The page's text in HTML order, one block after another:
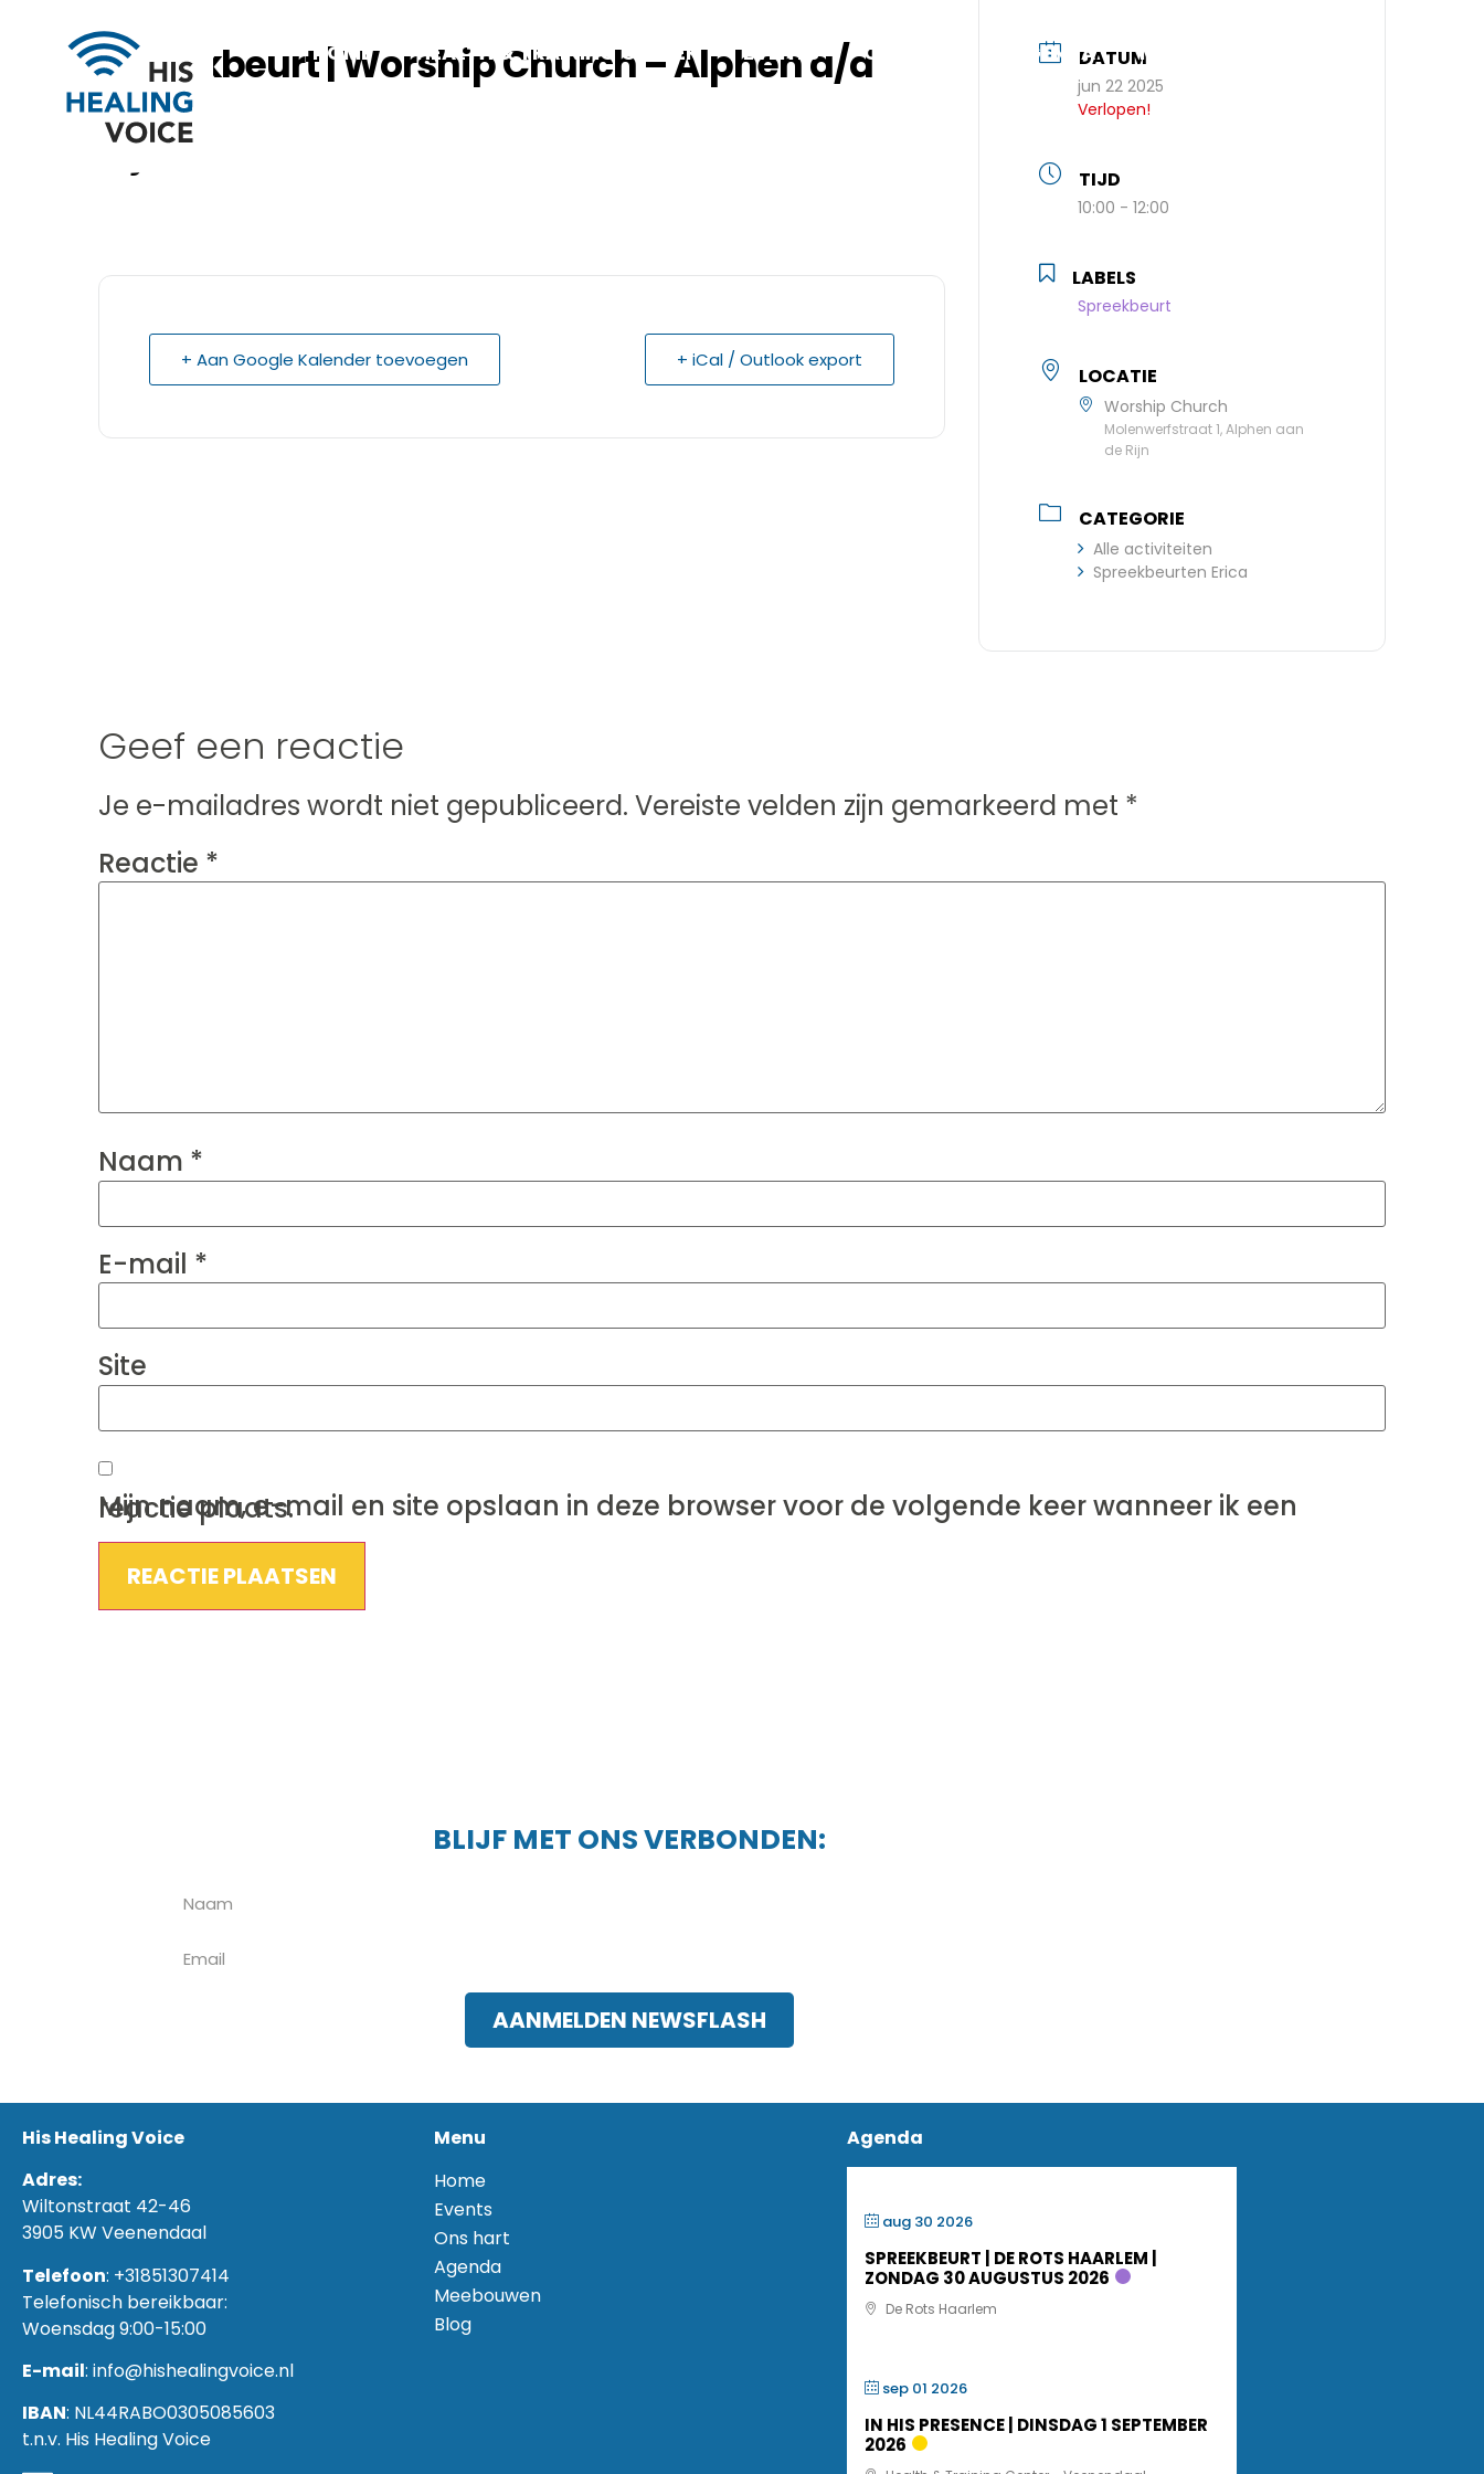
HOME HEALTH & TRAINING CENTER EVENTS ONS HART AGENDA MEEBOUWEN
Spreekbeurt | Worship Church – Alphen a/d
Rijn
+ Aan Google Kalender toevoegen + iCal / Outlook export
DATUM
jun 22 2025
Verlopen!
TIJD
10:00 - 12:00
LABELS
Spreekbeurt
LOCATIE
Worship Church
Molenwerfstraat 1, Alphen aan
de Rijn
CATEGORIE
Alle activiteiten
Spreekbeurten Erica
Geef een reactie
Je e-mailadres wordt niet gepubliceerd. Vereiste velden zijn gemarkeerd met *
Reactie *
Naam *
E-mail *
Site
Mijn naam, e-mail en site opslaan in deze browser voor de volgende keer wanneer ik een reactie plaats.
BLIJF MET ONS VERBONDEN:
AANMELDEN NEWSFLASH
His Healing Voice
Adres:
Wiltonstraat 42-46
3905 KW Veenendaal
Telefoon: +31851307414
Telefonisch bereikbaar:
Woensdag 9:00-15:00
E-mail: info@hishealingvoice.nl
IBAN: NL44RABO0305085603
t.n.v. His Healing Voice
Menu
Home
Events
Ons hart
Agenda
Meebouwen
Blog
Agenda
aug 30 2026
SPREEKBEURT | DE ROTS HAARLEM |
ZONDAG 30 AUGUSTUS 2026
De Rots Haarlem
sep 01 2026
IN HIS PRESENCE | DINSDAG 1 SEPTEMBER
2026